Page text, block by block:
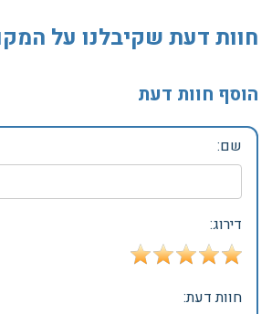
חוות דעת שקיבלנו על
הוסף חוות דעת
שם:
דירוג:
חוות דעת: